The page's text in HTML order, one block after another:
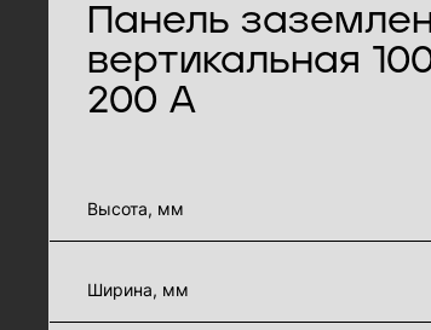
Панель
вертикальная
200 А
Высота, мм
Ширина, мм